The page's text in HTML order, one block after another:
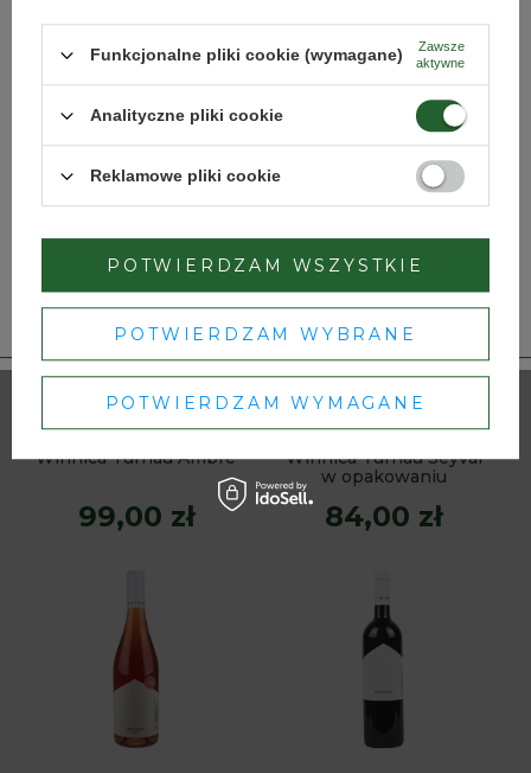
WIĘCEJ
INNE PRODUKTY PRODUCENTA
Lista alkoholi producenta
Winnica Turnau Ambre
99,00 zł
Winnica Turnau Seyval
w opakowaniu
84,00 zł
Czy masz ukończone 18 lat?
TAK NIE
Dbamy o Twoją prywatność
Funkcjonalne pliki cookie (wymagane)
Zawsze
aktywne
Analityczne pliki cookie
Reklamowe pliki cookie
POTWIERDZAM WYBRANE
POTWIERDZAM WYMAGANE
POTWIERDZAM WSZYSTKIE